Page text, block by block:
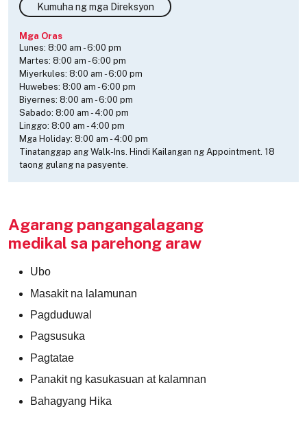
Kumuha ng mga Direksyon
Mga Oras
Lunes: 8:00 am -6:00 pm
Martes: 8:00 am -6:00 pm
Miyerkules: 8:00 am -6:00 pm
Huwebes: 8:00 am -6:00 pm
Biyernes: 8:00 am -6:00 pm
Sabado: 8:00 am - 4:00 pm
Linggo: 8:00 am - 4:00 pm
Mga Holiday: 8:00 am - 4:00 pm
Tinatanggap ang Walk-Ins. Hindi Kailangan ng Appointment. 18
taong gulang na pasyente.
Agarang pangangalagang
medikal sa parehong araw
Ubo
Masakit na lalamunan
Pagduduwal
Pagsusuka
Pagtatae
Panakit ng kasukasuan at kalamnan
Bahagyang Hika